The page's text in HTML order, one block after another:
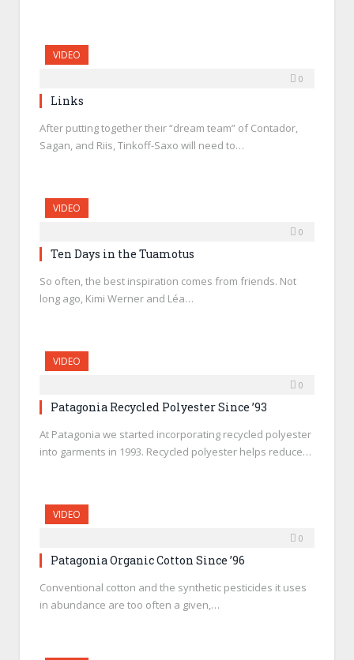
VIDEO
0
Links
After putting together their “dream team” of Contador,
Sagan, and Riis, Tinkoff-Saxo will need to…
VIDEO
0
Ten Days in the Tuamotus
So often, the best inspiration comes from friends. Not
long ago, Kimi Werner and Léa…
VIDEO
0
Patagonia Recycled Polyester Since ’93
At Patagonia we started incorporating recycled polyester
into garments in 1993. Recycled polyester helps reduce…
VIDEO
0
Patagonia Organic Cotton Since ’96
Conventional cotton and the synthetic pesticides it uses
in abundance are too often a given,…